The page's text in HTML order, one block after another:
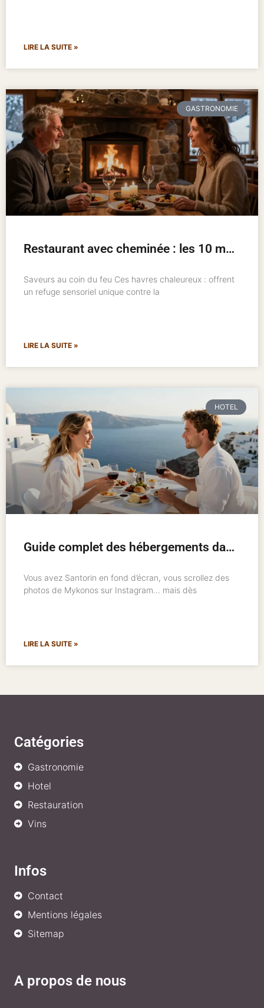
LIRE LA SUITE »
GASTRONOMIE
Restaurant avec cheminée : les 10 meilleures adresses pour un hiver chaleureux
Saveurs au coin du feu Ces havres chaleureux : offrent
un refuge sensoriel unique contre la
LIRE LA SUITE »
HOTEL
Guide complet des hébergements dans les îles grecques : où loger et comment bien choisir
Vous avez Santorin en fond d’écran, vous scrollez des
photos de Mykonos sur Instagram… mais dès
LIRE LA SUITE »
Catégories
Gastronomie
Hotel
Restauration
Vins
Infos
Contact
Mentions légales
Sitemap
A propos de nous